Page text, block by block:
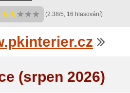
(2.38/5, 16 hlasování)
(srpen 2026)